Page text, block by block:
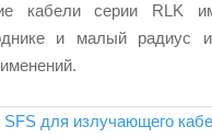
кабели серии RLK
и малый радиус
SFS для излучающего